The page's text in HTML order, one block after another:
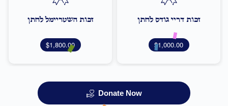
זכות דריי גודס לחתן
$1,000.00
זכות השטריימל לחתן
$1,800.00
Donate Now